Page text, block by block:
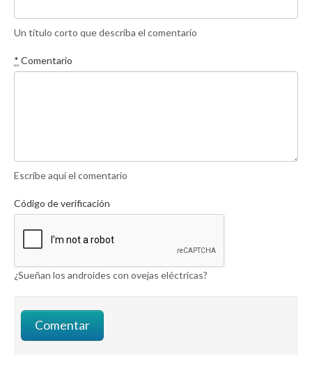
Un título corto que describa el comentario
* Comentario
Escribe aquí el comentario
Código de verificación
¿Sueñan los androides con ovejas eléctricas?